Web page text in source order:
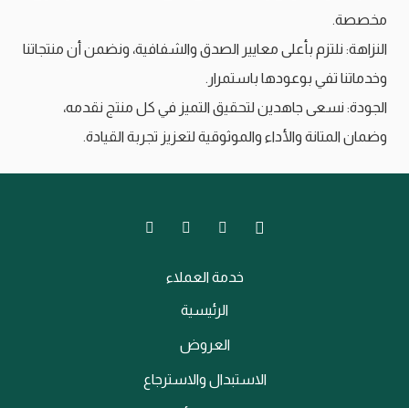
مخصصة.
النزاهة: نلتزم بأعلى معايير الصدق والشفافية، ونضمن أن منتجاتنا
وخدماتنا تفي بوعودها باستمرار.
الجودة: نسعى جاهدين لتحقيق التميز في كل منتج نقدمه،
وضمان المتانة والأداء والموثوقية لتعزيز تجربة القيادة.
خدمة العملاء
الرئيسية
العروض
الاستبدال والاسترجاع